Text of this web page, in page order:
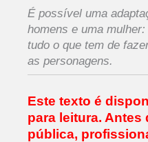
É possível uma
homens e uma mulher:
tudo o que tem de
as personagens.
Este texto é
para leitura. Antes
pública,